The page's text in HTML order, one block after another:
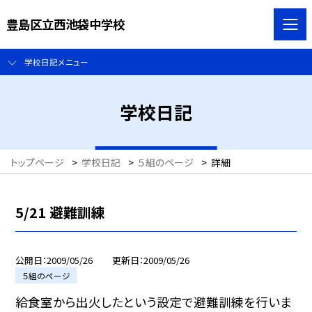
豊島区立西池袋中学校
学校日記メニュー
学校日記
トップページ > 学校日記 > ５組のページ > 詳細
5/21 避難訓練
公開日 2009/05/26 更新日 2009/05/26
５組のページ
給食室から出火したという設定で避難訓練を行いま